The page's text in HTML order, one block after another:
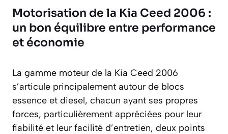
Motorisation de la Kia Ceed 2006 :
un bon équilibre entre performance
et économie
La gamme moteur de la Kia Ceed 2006
s’articule principalement autour de blocs
essence et diesel, chacun ayant ses propres
forces, particulièrement appréciées pour leur
fiabilité et leur facilité d’entretien, deux points